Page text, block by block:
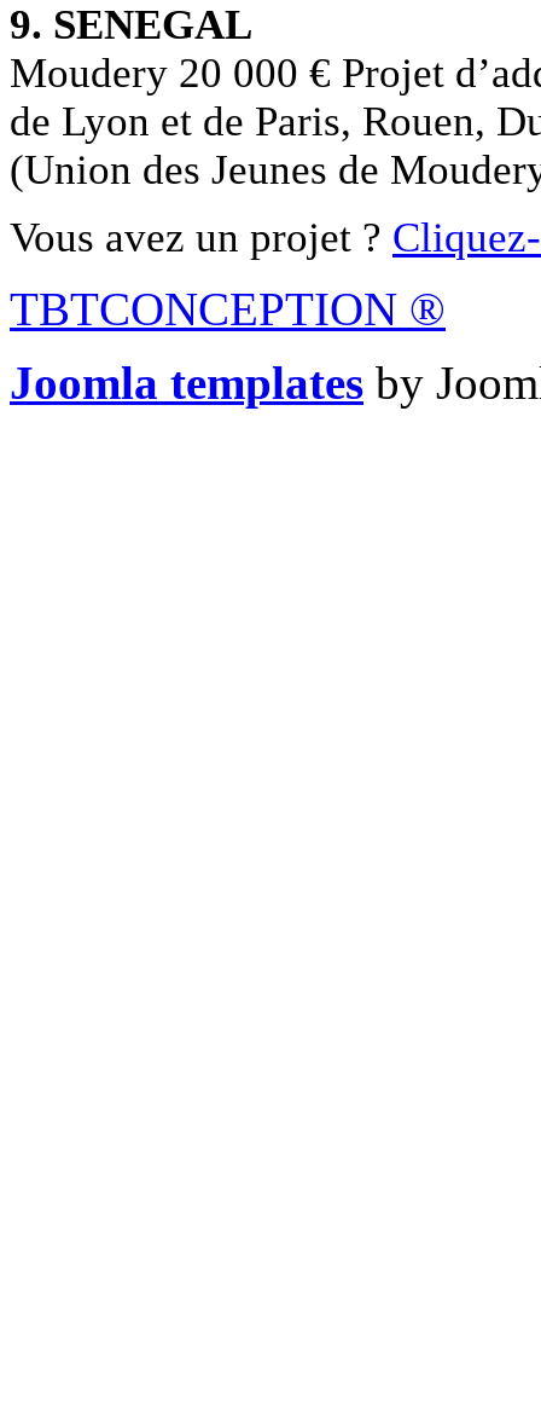
9. SENEGAL
Moudery 20 000 € Projet
de Lyon et de Paris, Rouen,
(Union des Jeunes de
Vous avez un projet ?
TBTCONCEPTION ®
Joomla templates by